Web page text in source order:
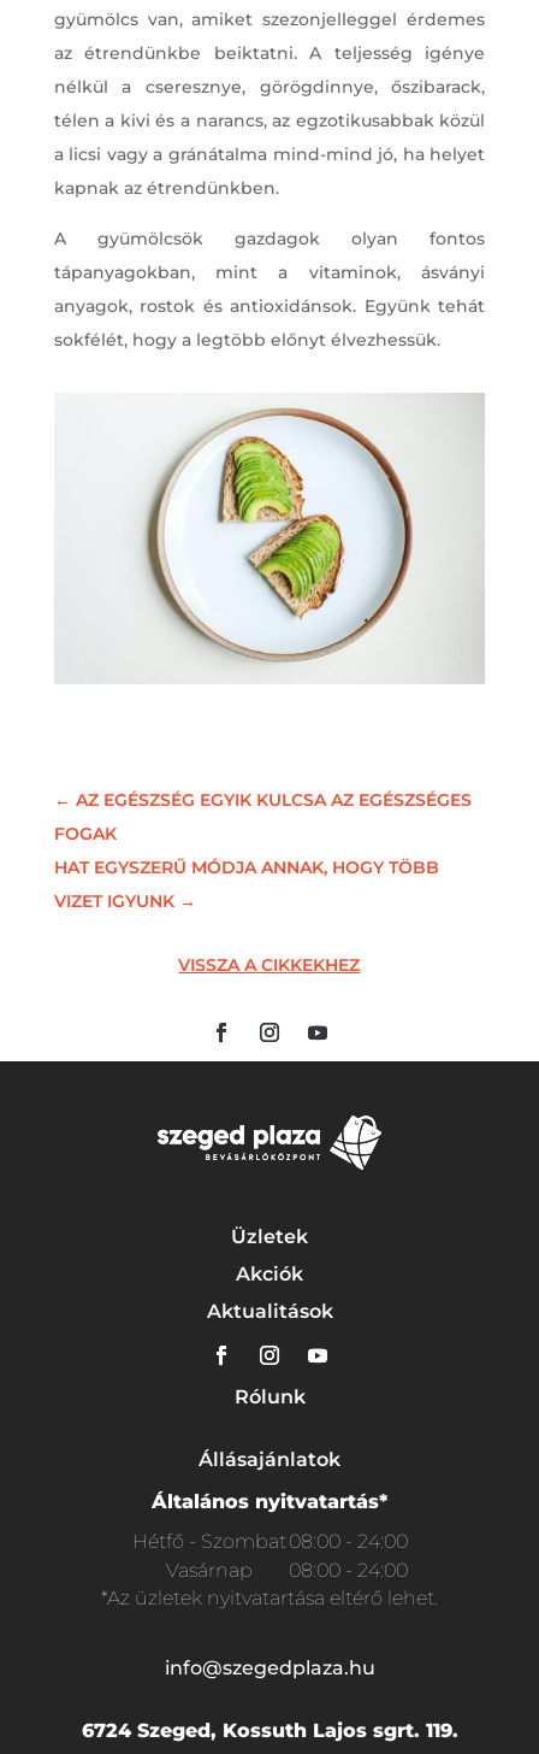
gyümölcs van, amiket szezonjelleggel érdemes
az étrendünkbe beiktatni. A teljesség igénye
nélkül a cseresznye, görögdinnye, őszibarack,
télen a kivi és a narancs, az egzotikusabbak közül
a licsi vagy a gránátalma mind-mind jó, ha helyet
kapnak az étrendünkben.
A gyümölcsök gazdagok olyan fontos
tápanyagokban, mint a vitaminok, ásványi
anyagok, rostok és antioxidánsok. Együnk tehát
sokfélét, hogy a legtöbb előnyt élvezhessük.
← AZ EGÉSZSÉG EGYIK KULCSA AZ EGÉSZSÉGES
FOGAK
HAT EGYSZERŰ MÓDJA ANNAK, HOGY TÖBB
VIZET IGYUNK→
VISSZA A CIKKEKHEZ
Üzletek
Akciók
Aktualitások
Rólunk
Állásajánlatok
Általános nyitvatartás*
Hétfő - Szombat 08:00 - 24:00
Vasárnap
08:00 - 24:00
*Az üzletek nyitvatartása eltérő lehet.
info@szegedplaza.hu
6724 Szeged, Kossuth Lajos sgrt. 119.